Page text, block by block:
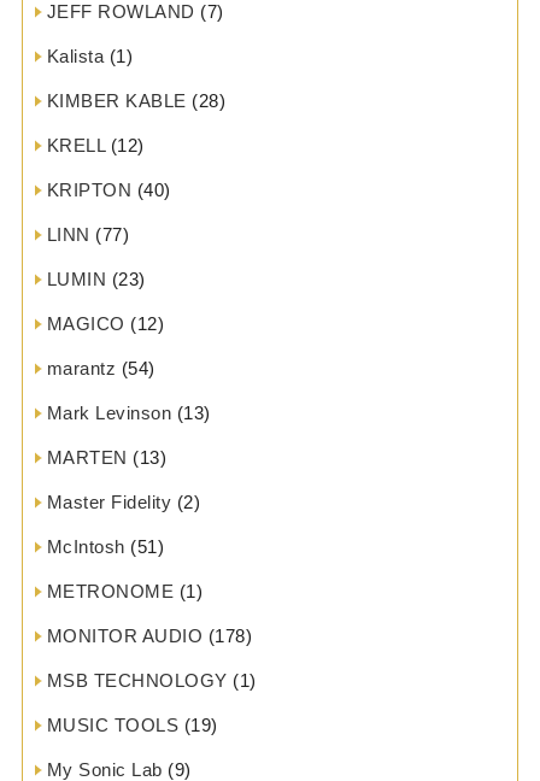
JEFF ROWLAND (7)
Kalista (1)
KIMBER KABLE (28)
KRELL(12)
KRIPTON (40)
LINN (77)
LUMIN (23)
MAGICO (12)
marantz (54)
Mark Levinson (13)
MARTEN (13)
Master Fidelity (2)
McIntosh (51)
METRONOME (1)
MONITOR AUDIO (178)
MSB TECHNOLOGY (1)
MUSIC TOOLS (19)
My Sonic Lab (9)